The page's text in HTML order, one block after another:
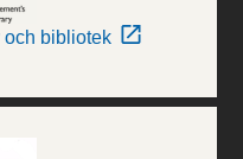
och bibliotek